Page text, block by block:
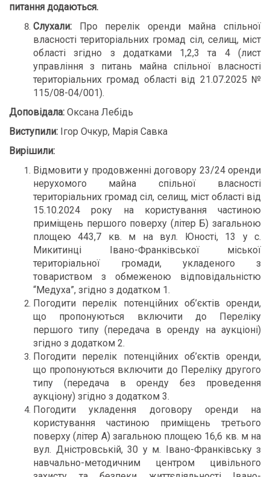
питання додаються.
Слухали: Про перелік оренди майна спільної
власності територіальних громад сіл, селищ, міст
області згідно з додатками 1,2,3 та 4 (лист
управління з питань майна спільної власності
територіальних громад області від 21.07.2025 №
115/08-04/001).
Доповідала: Оксана Лебідь
Виступили: Ігор Очкур, Марія Савка
Вирішили:
Відмовити у продовженні договору 23/24 оренди
нерухомого майна спільної власності
територіальних громад сіл, селищ, міст області від
15.10.2024 року на користування частиною
приміщень першого поверху (літер Б) загальною
площею 443,7 кв. м на вул. Юності, 13 у с.
Микитинці Івано-Франківської міської
територіальної громади, укладеного з
товариством з обмеженою відповідальністю
“Медуха”, згідно з додатком 1.
Погодити перелік потенційних об’єктів оренди,
що пропонуються включити до Переліку
першого типу (передача в оренду на аукціоні)
згідно з додатком 2.
Погодити перелік потенційних об’єктів оренди,
що пропонуються включити до Переліку другого
типу (передача в оренду без проведення
аукціону) згідно з додатком 3.
Погодити укладення договору оренди на
користування частиною приміщень третього
поверху (літер А) загальною площею 16,6 кв. м на
вул. Дністровській, 30 у м. Івано-Франківську з
навчально-методичним центром цивільного